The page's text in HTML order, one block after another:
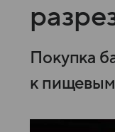
Покупка
к